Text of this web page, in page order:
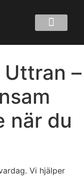
Uttran –
när du
Vi hjälper